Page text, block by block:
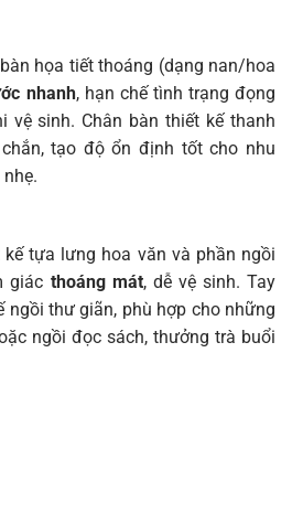
họa tiết thoáng (dạng nan/hoa
nhanh, hạn chế tình trạng đọng
vệ sinh. Chân bàn thiết kế thanh
tạo độ ổn định tốt cho nhu
tựa lưng hoa văn và phần ngồi
giác thoáng mát, dễ vệ sinh. Tay
ngồi thư giãn, phù hợp cho những
ngồi đọc sách, thưởng trà buổi